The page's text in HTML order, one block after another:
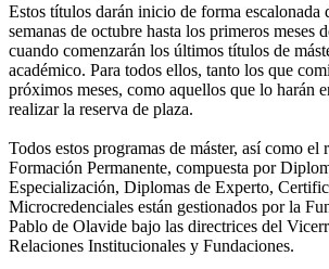
Estos títulos darán inicio de forma escalonada
semanas de octubre hasta los primeros meses
cuando comenzarán los últimos títulos de
académico. Para todos ellos, tanto los que
próximos meses, como aquellos que lo harán
realizar la reserva de plaza.
Todos estos programas de máster, así como el
Formación Permanente, compuesta por
Especialización, Diplomas de Experto,
Microcredenciales están gestionados por la
Pablo de Olavide bajo las directrices del
Relaciones Institucionales y Fundaciones.